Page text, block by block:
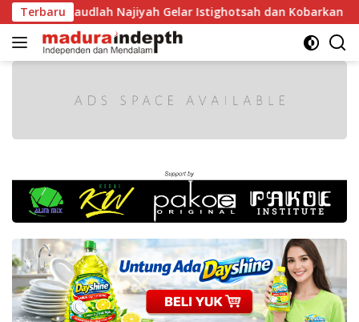
Langsung
ke
konten
Terbaru
MA Raudlah Najiyah Gelar Istighotsah dan Kobarkan